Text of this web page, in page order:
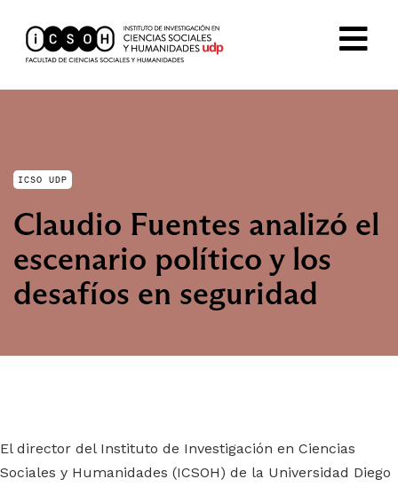
ICSO UDP
Claudio Fuentes analizó el
escenario político y los
desafíos en seguridad
El director del Instituto de Investigación en Ciencias
Sociales y Humanidades (ICSOH) de la Universidad Diego